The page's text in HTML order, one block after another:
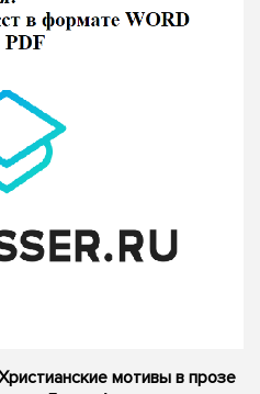
мотивы в прозе